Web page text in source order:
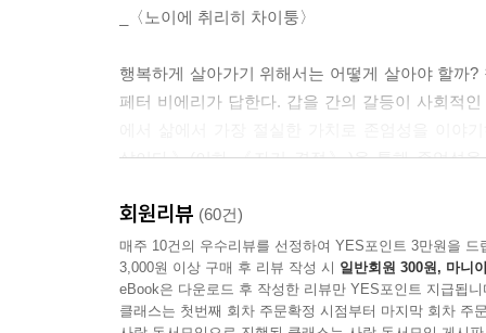
하나의 문화가 언어와 사상으로만 이루어져 있는
가 하는 것은 우리가 이 시선을 어떻게 경험하는
과 거리감에서 느끼는 감정, 즉 친밀성과 낯섦에
에게 닥쳐와서 영향을 주고, 거부하거나 어찌해볼
요. 목적지를 향해 조용히 눈에 띄지 않게, 그러나
앞서 말했던 습득의 과정과 단계를 밟으면서부
더 큰 문맥에서 이해하고 나면 그 문화가 복수의
_〈노이에 취리히 차이퉁〉
행복하게 살아가기 위해서는 어떻게 살아야 할까
페터 비에리가 답한다. 갑을 간의 갈등이 사회적
삶이다》(이하 《자기 결정》)을 통해 존엄성을
유럽 문화의 수도인 오스트리아 그라츠에서 ‘어
따라 자기 결정의 삶이 무엇인지, 자기 결정을
구축할 것인지 쉽고 친근하게 이야기한다. 《삶
《삶의 격》에 앞서 집필된 만큼 ‘존엄’을 지고의
회원리뷰 (60건)
매주 10건의 우수리뷰를 선정하여 YES포인트 3만원을 드
3,000원 이상 구매 후 리뷰 작성 시 일반회원 300원, 마니
eBook은 다운로드 후 작성한 리뷰만 YES포인트 지급됩니
클래스는 첫번째 회차 주문확정 시점부터 마지막 회차 주